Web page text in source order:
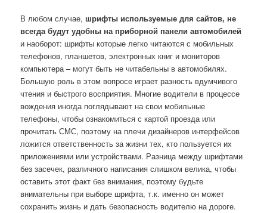
В любом случае, шрифты используемые для сайтов, не
всегда будут удобны на приборной панели автомобилей
и наоборот: шрифты которые легко читаются с мобильных
телефонов, планшетов, электронных книг и мониторов
компьютера – могут быть не читабельны в автомобилях.
Большую роль в этом вопросе играет разность вдумчивого
чтения и быстрого восприятия. Многие водители в процессе
вождения иногда поглядывают на свои мобильные
телефоны, чтобы ознакомиться с картой проезда или
прочитать СМС, поэтому на плечи дизайнеров интерфейсов
ложится ответственность за жизни тех, кто пользуется их
приложениями или устройствами. Разница между шрифтами
без засечек, различного написания слишком велика, чтобы
оставить этот факт без внимания, поэтому будьте
внимательны при выборе шрифта, т.к. именно он может
сохранить жизнь и дать безопасность водителю на дороге.